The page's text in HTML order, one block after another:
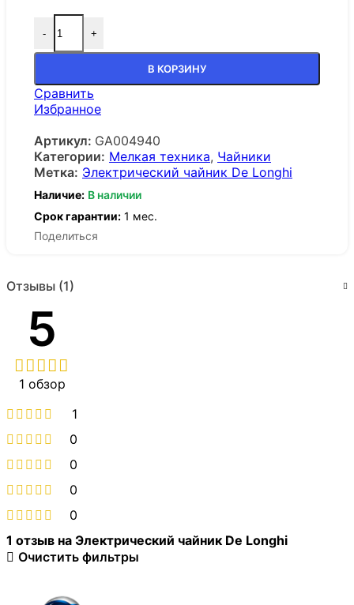
- +
В КОРЗИНУ
Сравнить
Избранное
Артикул: GA004940
Категории: Мелкая техника, Чайники
Метка: Электрический чайник De Longhi
Наличие: В наличии
Срок гарантии: 1 мес.
Поделиться
Отзывы (1)
5
1 обзор
1
0
0
0
0
1 отзыв на Электрический чайник De Longhi
Очистить фильтры